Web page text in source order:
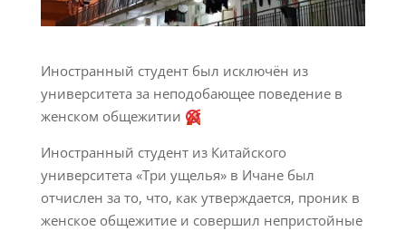
Иностранный студент был исключён из
университета за неподобающее поведение в
женском общежитии
Иностранный студент из Китайского
университета «Три ущелья» в Ичане был
отчислен за то, что, как утверждается, проник в
женское общежитие и совершил непристойные